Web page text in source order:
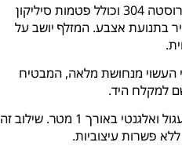
עשוי נירוסטה 304 וכולל פטמות סיליקון
בתנועת אצבע. המזלף יושב על
העשוי מנחושת מלאה, המבטיח
למקלח היד.
ואלגנטי באורך 1 מטר . שילוב זה
ללא פשרות עיצוביות.